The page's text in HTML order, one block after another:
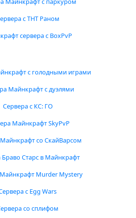
с ТНТ Раном
сервера с BoxPvP
с голодными играми
Майнкрафт с дуэлями
Сервера с КС: ГО
Майнкрафт SkyPvP
со СкайВарсом
Браво Старс в Майнкрафт
Murder Mystery
с Egg Wars
со сплифом